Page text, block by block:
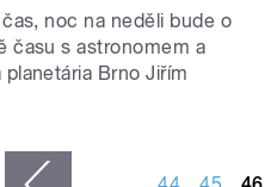
noc na neděli bude o
času s astronomem a
Brno Jiřím